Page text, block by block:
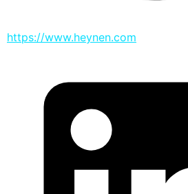
https://www.heynen.com